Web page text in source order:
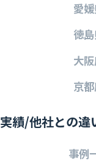
愛
徳
大
京
実績/他社との違
事例